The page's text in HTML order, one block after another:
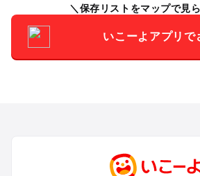
保存リストをマップで見
いこーよアプリで